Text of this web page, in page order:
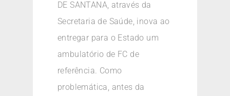
DE SANTANA, através da
Secretaria de Saúde, inova ao
entregar para o Estado um
ambulatório de FC de
referência. Como
problemática, antes da